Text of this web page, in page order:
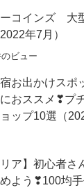
ーコインズ 大
年7月）
ビュー
宿お出かけス
おススメ❣プ
ップ10選（
リア】初心者さ
よう❣100均